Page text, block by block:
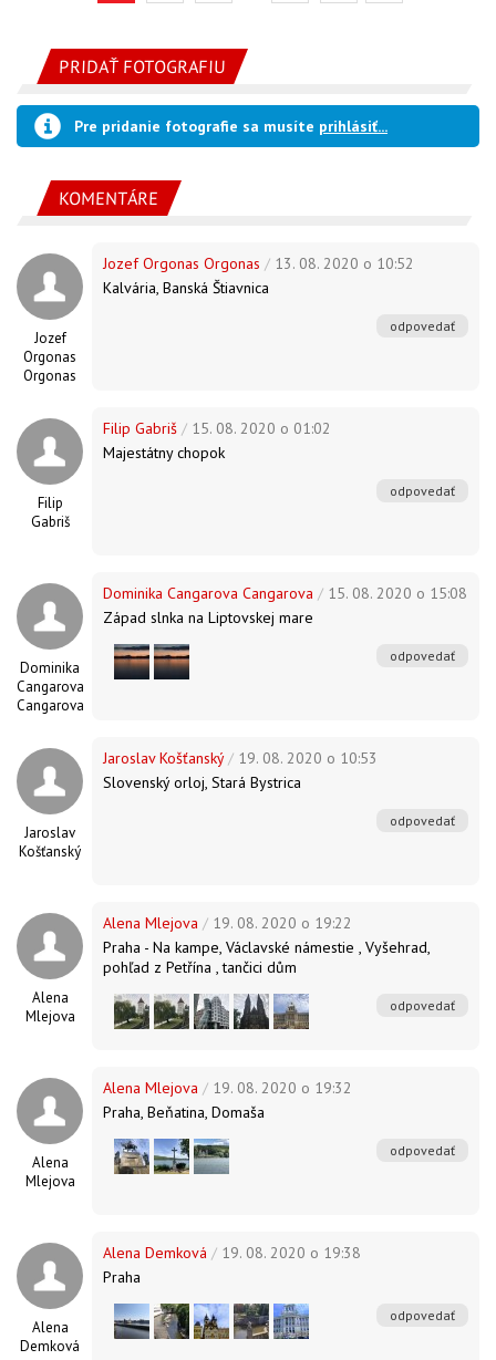
PRIDAŤ FOTOGRAFIU
Pre pridanie fotografie sa musíte prihlásiť...
KOMENTÁRE
Jozef
Orgonas
Orgonas
Jozef Orgonas Orgonas / 13. 08. 2020 o 10:52
Kalvária, Banská Štiavnica
odpovedať
Filip
Gabriš
Filip Gabriš / 15. 08. 2020 o 01:02
Majestátny chopok
odpovedať
Dominika
Cangarova
Cangarova
Dominika Cangarova Cangarova / 15. 08. 2020 o 15:08
Západ slnka na Liptovskej mare
odpovedať
Jaroslav
Košťanský
Jaroslav Košťanský/ 19. 08. 2020 o 10:53
Slovenský orloj, Stará Bystrica
odpovedať
Alena
Mlejova
Alena Mlejova / 19. 08. 2020 o 19:22
Praha - Na kampe, Václavské námestie , Vyšehrad,
pohľad z Petřína , tančici dům
odpovedať
Alena
Mlejova
Alena Mlejova / 19. 08. 2020 o 19:32
Praha, Beňatina, Domaša
odpovedať
Alena
Demková
Alena Demková / 19. 08. 2020 o 19:38
Praha
odpovedať